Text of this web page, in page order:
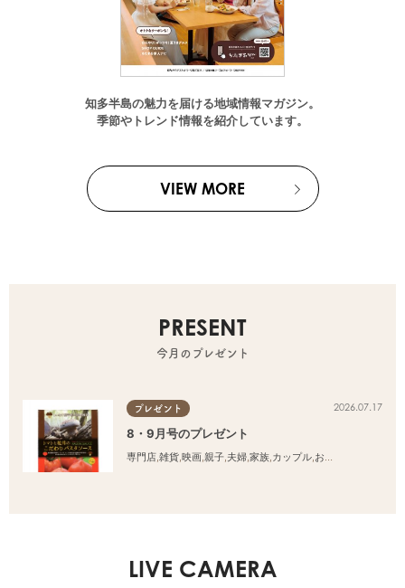
知多半島の魅力を届ける地域情報マガジン。
季節やトレンド情報を紹介しています。
VIEW MORE
PRESENT
今月のプレゼント
プレゼント 2026.07.17
8・9月号のプレゼント
専門店,雑貨,映画,親子,夫婦,家族,カップル,おひとりさま
LIVE CAMERA